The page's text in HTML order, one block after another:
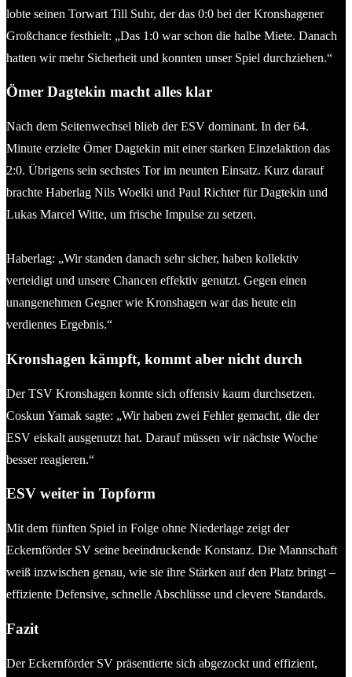
lobte seinen Torwart Till Suhr, der das 0:0 bei der Kronshagener
Großchance festhielt: „Das 1:0 war schon die halbe Miete. Danach
hatten wir mehr Sicherheit und konnten unser Spiel durchziehen.“
Ömer Dagtekin macht alles klar
Nach dem Seitenwechsel blieb der ESV dominant. In der 64.
Minute erzielte Ömer Dagtekin mit einer starken Einzelaktion das
2:0. Übrigens sein sechstes Tor im neunten Einsatz. Kurz darauf
brachte Haberlag Nils Woelki und Paul Richter für Dagtekin und
Lukas Marcel Witte, um frische Impulse zu setzen.
Haberlag: „Wir standen danach sehr sicher, haben kollektiv
verteidigt und unsere Chancen effektiv genutzt. Gegen einen
unangenehmen Gegner wie Kronshagen war das heute ein
verdientes Ergebnis.“
Kronshagen kämpft, kommt aber nicht durch
Der TSV Kronshagen konnte sich offensiv kaum durchsetzen.
Coskun Yamak sagte: „Wir haben zwei Fehler gemacht, die der
ESV eiskalt ausgenutzt hat. Darauf müssen wir nächste Woche
besser reagieren.“
ESV weiter in Topform
Mit dem fünften Spiel in Folge ohne Niederlage zeigt der
Eckernförder SV seine beeindruckende Konstanz. Die Mannschaft
weiß inzwischen genau, wie sie ihre Stärken auf den Platz bringt –
effiziente Defensive, schnelle Abschlüsse und clevere Standards.
Fazit
Der Eckernförder SV präsentierte sich abgezockt und effizient,